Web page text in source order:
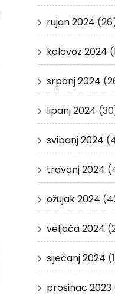
rujan 2024
kolovoz 2024
srpanj 2024
lipanj 2024
svibanj 2024
travanj 2024
ožujak 2024
veljača 2024
siječanj 2024
prosinac 2023